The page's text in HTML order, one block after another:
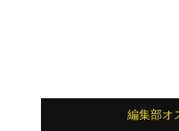
編集部オ